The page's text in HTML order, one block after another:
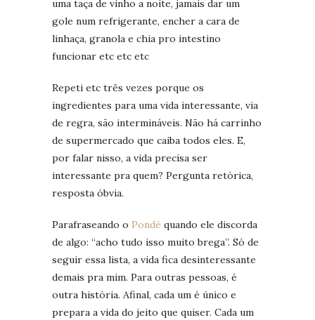
uma taça de vinho a noite, jamais dar um
gole num refrigerante, encher a cara de
linhaça, granola e chia pro intestino
funcionar etc etc etc
Repeti etc três vezes porque os
ingredientes para uma vida interessante, via
de regra, são intermináveis. Não há carrinho
de supermercado que caiba todos eles. E,
por falar nisso, a vida precisa ser
interessante pra quem? Pergunta retórica,
resposta óbvia.
Parafraseando o Pondé quando ele discorda
de algo: “acho tudo isso muito brega”. Só de
seguir essa lista, a vida fica desinteressante
demais pra mim. Para outras pessoas, é
outra história. Afinal, cada um é único e
prepara a vida do jeito que quiser. Cada um